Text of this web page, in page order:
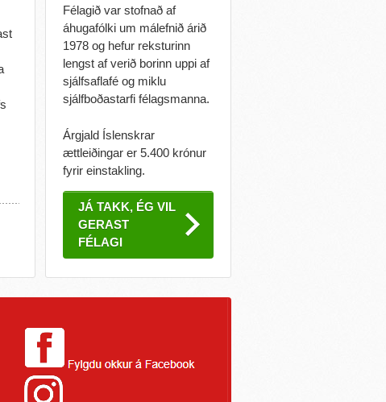
Félagið var stofnað af
áhugafólki um málefnið árið
1978 og hefur reksturinn
lengst af verið borinn uppi af
sjálfsaflafé og miklu
sjálfboðastarfi félagsmanna.
Árgjald Íslenskrar
ættleiðingar er 5.400 krónur
fyrir einstakling.
JÁ TAKK, ÉG VIL
GERAST
FÉLAGI